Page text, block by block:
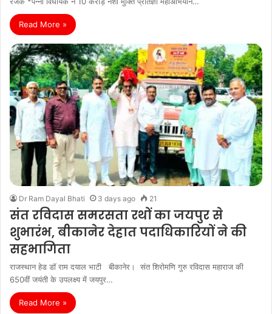
Read More »
Dr Ram Dayal Bhati 3 days ago 21
संत रविदास समरसता रथों का जयपुर से
शुभारंभ, बीकानेर देहात पदाधिकारियों ने की
सहभागिता
राजस्थान हेड डॉ राम दयाल भाटी बीकानेर। संत शिरोमणि गुरु रविदास महाराज की
650वीं जयंती के उपलक्ष्य में जयपुर…
Read More »